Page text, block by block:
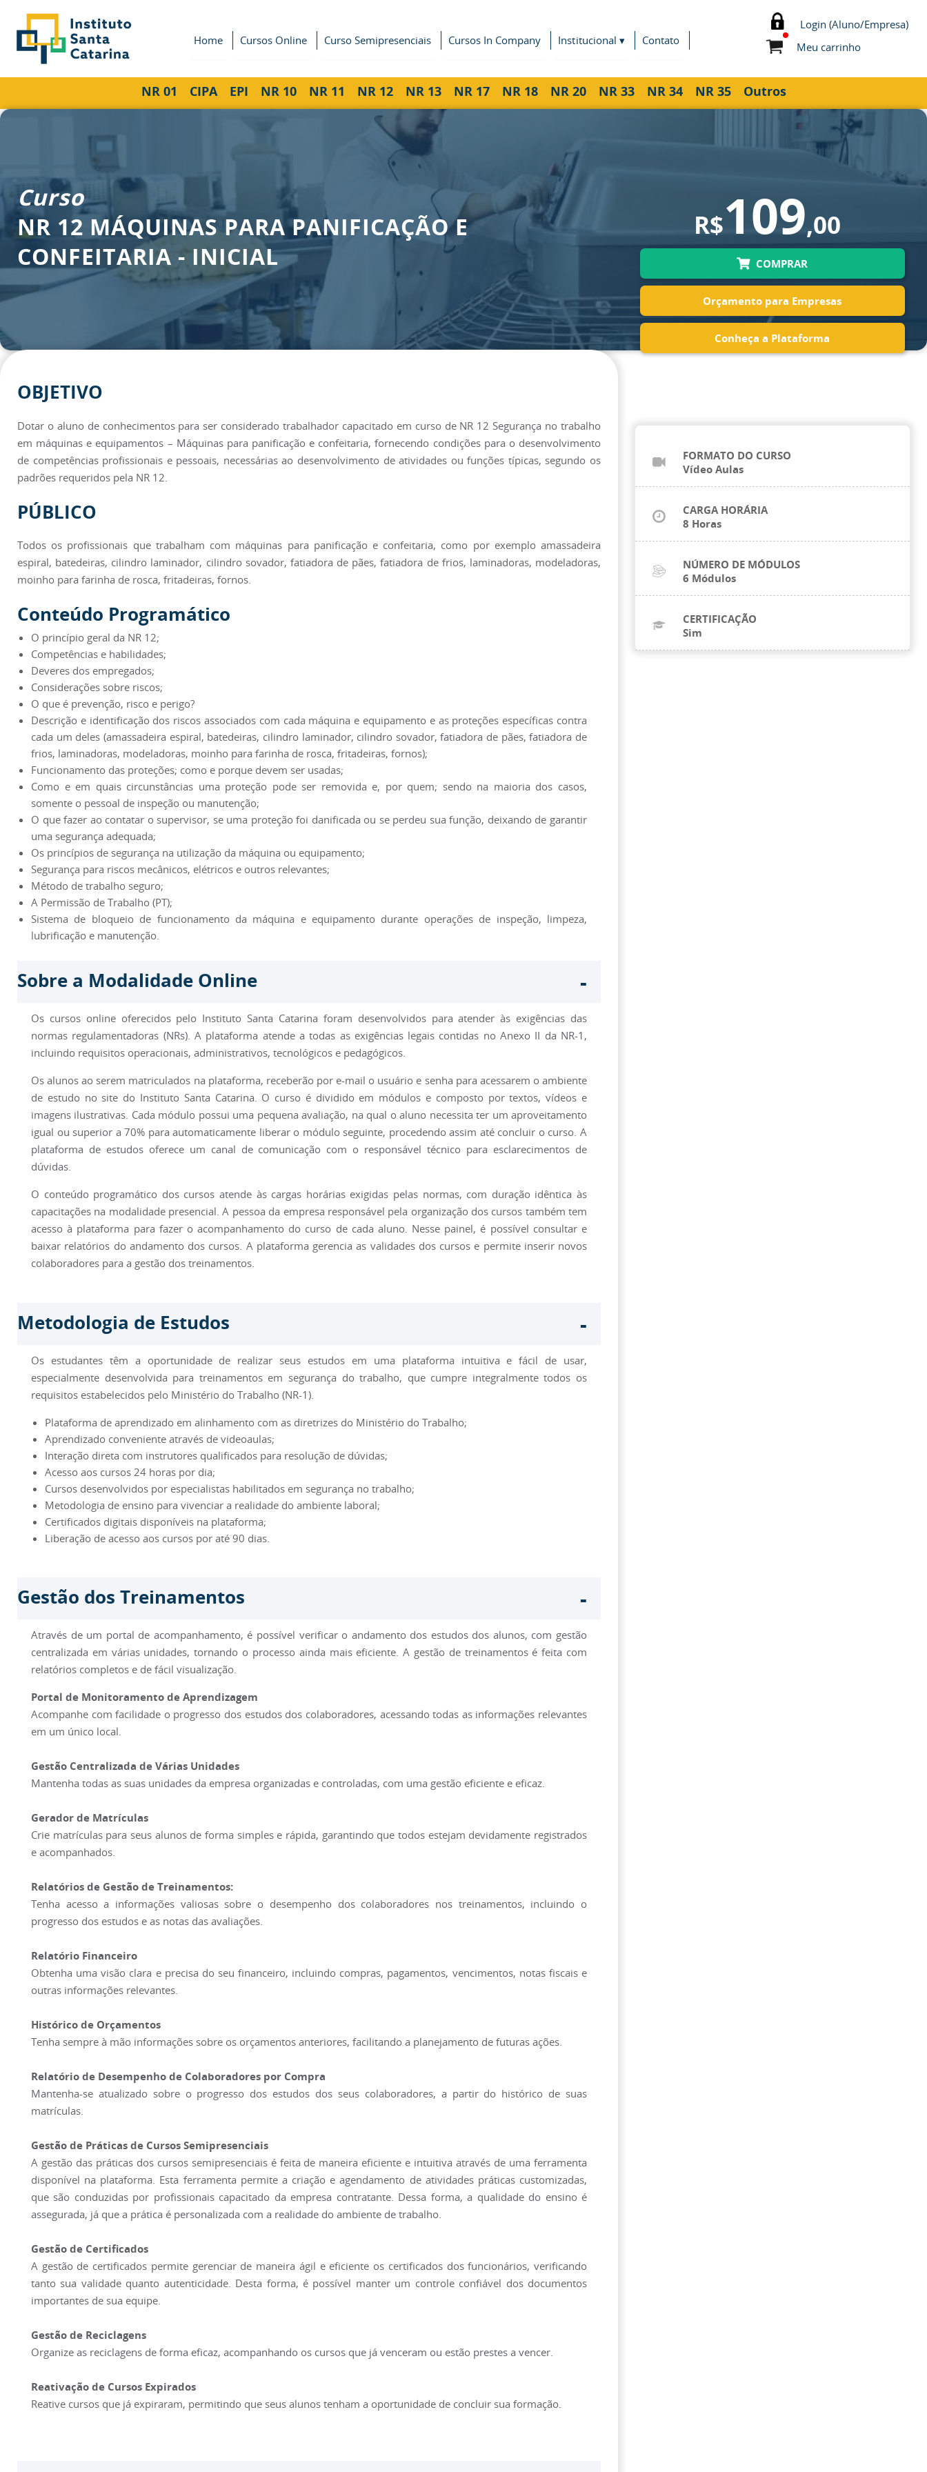
Home Cursos Online Curso Semipresenciais Cursos In Company Institucional ▾ Contato
Login (Aluno/Empresa)
Meu carrinho
NR 01 CIPA EPI NR 10 NR 11 NR 12 NR 13 NR 17 NR 18 NR 20 NR 33 NR 34 NR 35 Outros
Curso
NR 12 MÁQUINAS PARA PANIFICAÇÃO E
CONFEITARIA - INICIAL
R$109,00
COMPRAR
Orçamento para Empresas
Conheça a Plataforma
OBJETIVO
Dotar o aluno de conhecimentos para ser considerado trabalhador capacitado em curso de NR 12 Segurança no trabalho
em máquinas e equipamentos – Máquinas para panificação e confeitaria, fornecendo condições para o desenvolvimento
de competências profissionais e pessoais, necessárias ao desenvolvimento de atividades ou funções típicas, segundo os
padrões requeridos pela NR 12.
PÚBLICO
Todos os profissionais que trabalham com máquinas para panificação e confeitaria, como por exemplo amassadeira
espiral, batedeiras, cilindro laminador, cilindro sovador, fatiadora de pães, fatiadora de frios, laminadoras, modeladoras,
moinho para farinha de rosca, fritadeiras, fornos.
Conteúdo Programático
O princípio geral da NR 12;
Competências e habilidades;
Deveres dos empregados;
Considerações sobre riscos;
O que é prevenção, risco e perigo?
Descrição e identificação dos riscos associados com cada máquina e equipamento e as proteções específicas contra
cada um deles (amassadeira espiral, batedeiras, cilindro laminador, cilindro sovador, fatiadora de pães, fatiadora de
frios, laminadoras, modeladoras, moinho para farinha de rosca, fritadeiras, fornos);
Funcionamento das proteções; como e porque devem ser usadas;
Como e em quais circunstâncias uma proteção pode ser removida e, por quem; sendo na maioria dos casos,
somente o pessoal de inspeção ou manutenção;
O que fazer ao contatar o supervisor, se uma proteção foi danificada ou se perdeu sua função, deixando de garantir
uma segurança adequada;
Os princípios de segurança na utilização da máquina ou equipamento;
Segurança para riscos mecânicos, elétricos e outros relevantes;
Método de trabalho seguro;
A Permissão de Trabalho (PT);
Sistema de bloqueio de funcionamento da máquina e equipamento durante operações de inspeção, limpeza,
lubrificação e manutenção.
Sobre a Modalidade Online -
Os cursos online oferecidos pelo Instituto Santa Catarina foram desenvolvidos para atender às exigências das
normas regulamentadoras (NRs). A plataforma atende a todas as exigências legais contidas no Anexo II da NR-1,
incluindo requisitos operacionais, administrativos, tecnológicos e pedagógicos.
Os alunos ao serem matriculados na plataforma, receberão por e-mail o usuário e senha para acessarem o ambiente
de estudo no site do Instituto Santa Catarina. O curso é dividido em módulos e composto por textos, vídeos e
imagens ilustrativas. Cada módulo possui uma pequena avaliação, na qual o aluno necessita ter um aproveitamento
igual ou superior a 70% para automaticamente liberar o módulo seguinte, procedendo assim até concluir o curso. A
plataforma de estudos oferece um canal de comunicação com o responsável técnico para esclarecimentos de
dúvidas.
O conteúdo programático dos cursos atende às cargas horárias exigidas pelas normas, com duração idêntica às
capacitações na modalidade presencial. A pessoa da empresa responsável pela organização dos cursos também tem
acesso à plataforma para fazer o acompanhamento do curso de cada aluno. Nesse painel, é possível consultar e
baixar relatórios do andamento dos cursos. A plataforma gerencia as validades dos cursos e permite inserir novos
colaboradores para a gestão dos treinamentos.
Metodologia de Estudos -
Os estudantes têm a oportunidade de realizar seus estudos em uma plataforma intuitiva e fácil de usar,
especialmente desenvolvida para treinamentos em segurança do trabalho, que cumpre integralmente todos os
requisitos estabelecidos pelo Ministério do Trabalho (NR-1).
Plataforma de aprendizado em alinhamento com as diretrizes do Ministério do Trabalho;
Aprendizado conveniente através de videoaulas;
Interação direta com instrutores qualificados para resolução de dúvidas;
Acesso aos cursos 24 horas por dia;
Cursos desenvolvidos por especialistas habilitados em segurança no trabalho;
Metodologia de ensino para vivenciar a realidade do ambiente laboral;
Certificados digitais disponíveis na plataforma;
Liberação de acesso aos cursos por até 90 dias.
Gestão dos Treinamentos -
Através de um portal de acompanhamento, é possível verificar o andamento dos estudos dos alunos, com gestão
centralizada em várias unidades, tornando o processo ainda mais eficiente. A gestão de treinamentos é feita com
relatórios completos e de fácil visualização.
Portal de Monitoramento de Aprendizagem
Acompanhe com facilidade o progresso dos estudos dos colaboradores, acessando todas as informações relevantes
em um único local.
Gestão Centralizada de Várias Unidades
Mantenha todas as suas unidades da empresa organizadas e controladas, com uma gestão eficiente e eficaz.
Gerador de Matrículas
Crie matrículas para seus alunos de forma simples e rápida, garantindo que todos estejam devidamente registrados
e acompanhados.
Relatórios de Gestão de Treinamentos:
Tenha acesso a informações valiosas sobre o desempenho dos colaboradores nos treinamentos, incluindo o
progresso dos estudos e as notas das avaliações.
Relatório Financeiro
Obtenha uma visão clara e precisa do seu financeiro, incluindo compras, pagamentos, vencimentos, notas fiscais e
outras informações relevantes.
Histórico de Orçamentos
Tenha sempre à mão informações sobre os orçamentos anteriores, facilitando a planejamento de futuras ações.
Relatório de Desempenho de Colaboradores por Compra
Mantenha-se atualizado sobre o progresso dos estudos dos seus colaboradores, a partir do histórico de suas
matrículas.
Gestão de Práticas de Cursos Semipresenciais
A gestão das práticas dos cursos semipresenciais é feita de maneira eficiente e intuitiva através de uma ferramenta
disponível na plataforma. Esta ferramenta permite a criação e agendamento de atividades práticas customizadas,
que são conduzidas por profissionais capacitado da empresa contratante. Dessa forma, a qualidade do ensino é
assegurada, já que a prática é personalizada com a realidade do ambiente de trabalho.
Gestão de Certificados
A gestão de certificados permite gerenciar de maneira ágil e eficiente os certificados dos funcionários, verificando
tanto sua validade quanto autenticidade. Desta forma, é possível manter um controle confiável dos documentos
importantes de sua equipe.
Gestão de Reciclagens
Organize as reciclagens de forma eficaz, acompanhando os cursos que já venceram ou estão prestes a vencer.
Reativação de Cursos Expirados
Reative cursos que já expiraram, permitindo que seus alunos tenham a oportunidade de concluir sua formação.
FORMATO DO CURSO
Vídeo Aulas
CARGA HORÁRIA
8 Horas
NÚMERO DE MÓDULOS
6 Módulos
CERTIFICAÇÃO
Sim